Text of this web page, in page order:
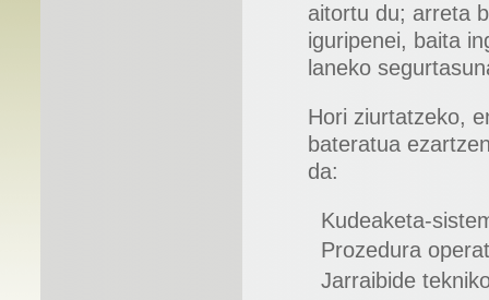
aitortu du; arreta
iguripenei, baita
laneko
Hori ziurtatzeko,
bateratua
da:
Kudeaketa-
Prozedura
Jarraibide